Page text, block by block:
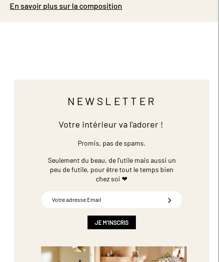
En savoir plus sur la composition
NEWSLETTER
Votre intérieur va l'adorer !
Promis, pas de spams.
Seulement du beau, de l'utile mais aussi un
peu de futile, pour être tout le temps bien
chez soi ❤
JE M'INSCRIS